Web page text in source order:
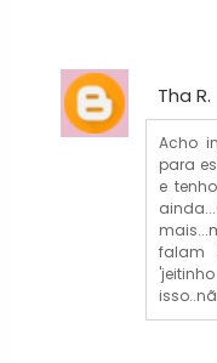
Tha R.
Acho
para
e
falam